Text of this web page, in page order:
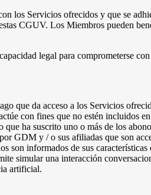
los Servicios ofrecidos y que se
CGUV. Los Miembros pueden
legal para comprometerse
que da acceso a los Servicios
con fines que no estén incluidos
ha suscrito uno o más de los
GDM y / o sus afiliadas que son
informados de sus características
simular una interacción
artificial.